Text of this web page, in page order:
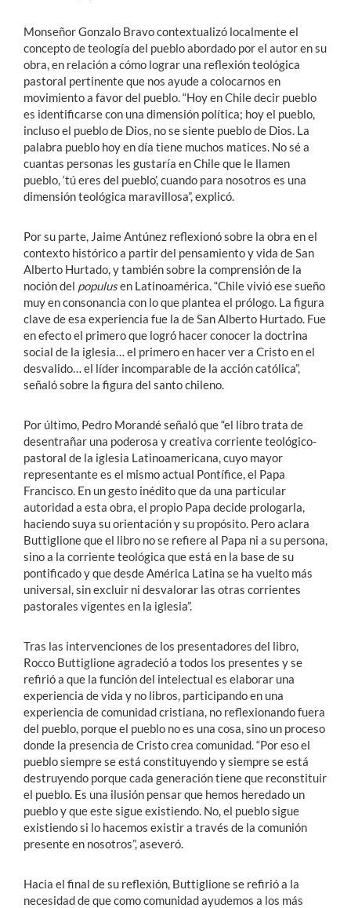
Monseñor Gonzalo Bravo contextualizó localmente el
concepto de teología del pueblo abordado por el autor en su
obra, en relación a cómo lograr una reflexión teológica
pastoral pertinente que nos ayude a colocarnos en
movimiento a favor del pueblo. “Hoy en Chile decir pueblo
es identificarse con una dimensión política; hoy el pueblo,
incluso el pueblo de Dios, no se siente pueblo de Dios. La
palabra pueblo hoy en día tiene muchos matices. No sé a
cuantas personas les gustaría en Chile que le llamen
pueblo, ‘tú eres del pueblo’, cuando para nosotros es una
dimensión teológica maravillosa”, explicó.
Por su parte, Jaime Antúnez reflexionó sobre la obra en el
contexto histórico a partir del pensamiento y vida de San
Alberto Hurtado, y también sobre la comprensión de la
noción del populusen Latinoamérica. “Chile vivió ese sueño
muy en consonancia con lo que plantea el prólogo. La figura
clave de esa experiencia fue la de San Alberto Hurtado. Fue
en efecto el primero que logró hacer conocer la doctrina
social de la iglesia… el primero en hacer ver a Cristo en el
desvalido… el líder incomparable de la acción católica”,
señaló sobre la figura del santo chileno.
Por último, Pedro Morandé señaló que “el libro trata de
desentrañar una poderosa y creativa corriente teológico-
pastoral de la iglesia Latinoamericana, cuyo mayor
representante es el mismo actual Pontífice, el Papa
Francisco. En un gesto inédito que da una particular
autoridad a esta obra, el propio Papa decide prologarla,
haciendo suya su orientación y su propósito. Pero aclara
Buttiglione que el libro no se refiere al Papa ni a su persona,
sino a la corriente teológica que está en la base de su
pontificado y que desde América Latina se ha vuelto más
universal, sin excluir ni desvalorar las otras corrientes
pastorales vigentes en la iglesia”.
Tras las intervenciones de los presentadores del libro,
Rocco Buttiglione agradeció a todos los presentes y se
refirió a que la función del intelectual es elaborar una
experiencia de vida y no libros, participando en una
experiencia de comunidad cristiana, no reflexionando fuera
del pueblo, porque el pueblo no es una cosa, sino un proceso
donde la presencia de Cristo crea comunidad. “Por eso el
pueblo siempre se está constituyendo y siempre se está
destruyendo porque cada generación tiene que reconstituir
el pueblo. Es una ilusión pensar que hemos heredado un
pueblo y que este sigue existiendo. No, el pueblo sigue
existiendo si lo hacemos existir a través de la comunión
presente en nosotros”, aseveró.
Hacia el final de su reflexión, Buttiglione se refirió a la
necesidad de que como comunidad ayudemos a los más